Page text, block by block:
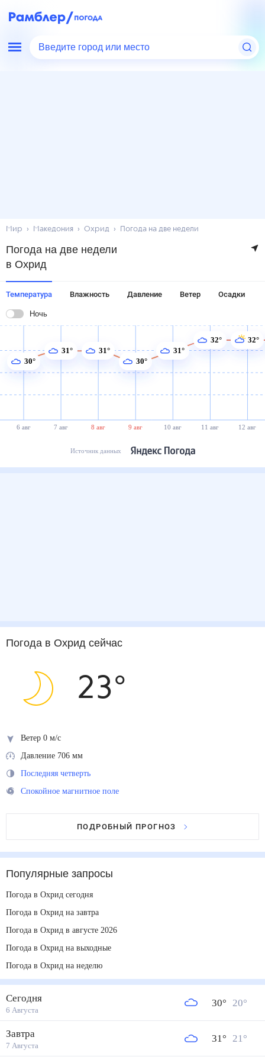
Введите город или место
Мир Македония Охрид Погода на две недели
Погода на две недели
в Охрид
Температура Влажность Давление Ветер Осадки
Ночь
6 авг 7 авг 8 авг 9 авг 10 авг 11 авг 12 авг
30°
31°
31°
30°
31°
32° 32°
Источник данных
Погода в Охрид сейчас
23°
Ветер 0 м/с
Давление 706 мм
Последняя четверть
Спокойное магнитное поле
ПОДРОБНЫЙ ПРОГНОЗ
Популярные запросы
Погода в Охрид сегодня
Погода в Охрид на завтра
Погода в Охрид в августе 2026
Погода в Охрид на выходные
Погода в Охрид на неделю
Сегодня
6 Августа
30° 20°
Завтра
7 Августа
31° 21°